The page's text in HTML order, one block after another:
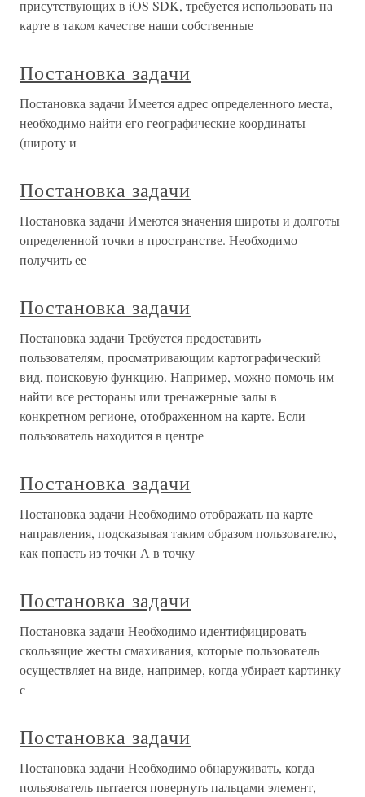
присутствующих в iOS SDK, требуется использовать на
карте в таком качестве наши собственные
Постановка задачи
Постановка задачи Имеется адрес определенного места,
необходимо найти его географические координаты
(широту и
Постановка задачи
Постановка задачи Имеются значения широты и долготы
определенной точки в пространстве. Необходимо
получить ее
Постановка задачи
Постановка задачи Требуется предоставить
пользователям, просматривающим картографический
вид, поисковую функцию. Например, можно помочь им
найти все рестораны или тренажерные залы в
конкретном регионе, отображенном на карте. Если
пользователь находится в центре
Постановка задачи
Постановка задачи Необходимо отображать на карте
направления, подсказывая таким образом пользователю,
как попасть из точки А в точку
Постановка задачи
Постановка задачи Необходимо идентифицировать
скользящие жесты смахивания, которые пользователь
осуществляет на виде, например, когда убирает картинку
с
Постановка задачи
Постановка задачи Необходимо обнаруживать, когда
пользователь пытается повернуть пальцами элемент,